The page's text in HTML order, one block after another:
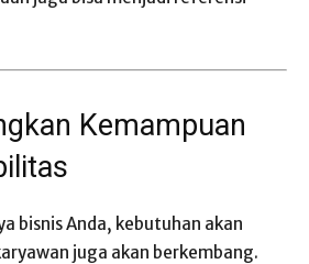
Kemampuan
bisnis Anda, kebutuhan akan
juga akan berkembang.